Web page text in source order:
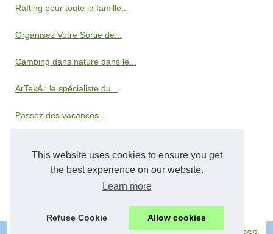
This website uses cookies to ensure you get
the best experience on our website.
Learn more
Refuse Cookie Allow cookies
Rafting pour toute la famille...
Organisez Votre Sortie de...
Camping dans nature dans le...
ArTekA : le spécialiste du...
Passez des vacances...
Comment bien choisir son...